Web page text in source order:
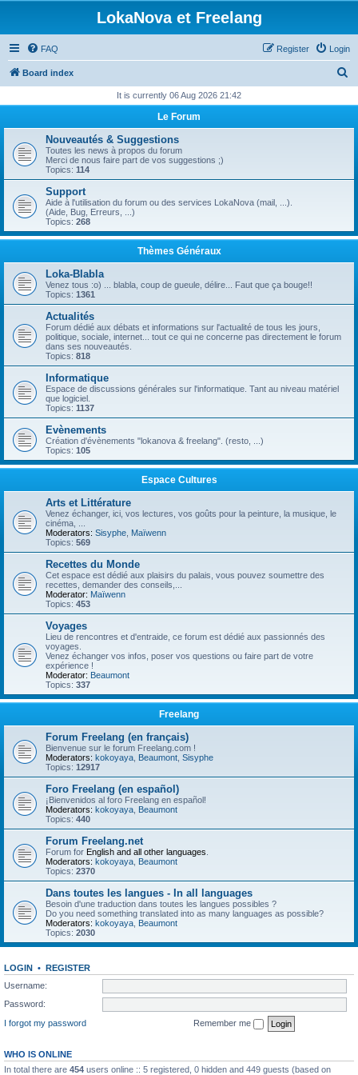
LokaNova et Freelang
FAQ Login
Register
Board index
r
It is currently 06 Aug 2026 21:42
Le Forum
Nouveautés & Suggestions
Toutes les news à propos du forum
Merci de nous faire part de vos suggestions ;)
Topics: 114
Support
Aide à l'utilisation du forum ou des services LokaNova (mail, ...).
(Aide, Bug, Erreurs, ...)
Topics: 268
Thèmes Généraux
Loka-Blabla
Venez tous :o) ... blabla, coup de gueule, délire... Faut que ça bouge!!
Topics: 1361
Actualités
Forum dédié aux débats et informations sur l'actualité de tous les jours,
politique, sociale, internet... tout ce qui ne concerne pas directement le forum
dans ses nouveautés.
Topics: 818
Informatique
Espace de discussions générales sur l'informatique. Tant au niveau matériel
que logiciel.
Topics: 1137
Evènements
Création d'évènements "lokanova & freelang". (resto, ...)
Topics: 105
Espace Cultures
Arts et Littérature
Venez échanger, ici, vos lectures, vos goûts pour la peinture, la musique, le
cinéma, ...
Moderators: Sisyphe Maïwenn
Topics: 569
Recettes du Monde
Cet espace est dédié aux plaisirs du palais, vous pouvez soumettre des
recettes, demander des conseils,...
Moderator: Maïwenn
Topics: 453
Voyages
Lieu de rencontres et d'entraide, ce forum est dédié aux passionnés des
voyages.
Venez échanger vos infos, poser vos questions ou faire part de votre
expérience !
Moderator: Beaumont
Topics: 337
Freelang
Forum Freelang (en français)
Bienvenue sur le forum Freelang.com !
Moderators: kokoyaya Beaumont Sisyphe
Topics: 12917
Foro Freelang (en español)
¡Bienvenidos al foro Freelang en español!
Moderators: kokoyaya Beaumont
Topics: 440
Forum Freelang.net
Forum for English and all other languages
Moderators: kokoyaya Beaumont
Topics: 2370
Dans toutes les langues - In all languages
Besoin d'une traduction dans toutes les langues possibles ?
Do you need something translated into as many languages as possible?
Moderators: kokoyaya Beaumont
Topics: 2030
LOGIN • REGISTER
Username:
Password:
I forgot my password
Remember me
WHO IS ONLINE
In total there are 454 users online :: 5 registered, 0 hidden and 449 guests (based on